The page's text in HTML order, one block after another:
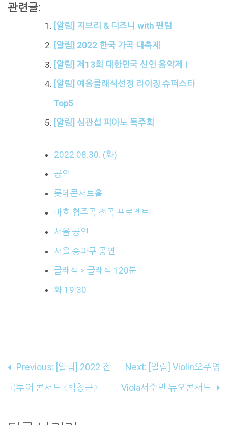
관련글:
[알림] 지브리 & 디즈니 with 팬텀
[알림] 2022 한국 가곡 대축제
[알림] 제13회 대한민국 신인 음악제 I
[알림] 예음클래식선정 라이징 슈퍼스타
Top5
[알림] 심관섭 피아노 독주회
2022.08.30. (화)
공연
롯데콘서트홀
바흐 협주곡 전곡 프로젝트
서울 공연
서울 송파구 공연
클래식 > 클래식 120분
화 19:30
글
내
Previous: [알림] 2022 전
국투어 콘서트 〈박창근〉
Next: [알림] Violin오주영
Viola서수민 듀오콘서트